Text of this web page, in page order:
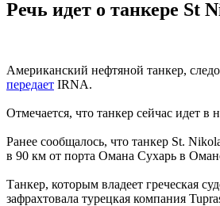
Речь идет о танкере St
Американский нефтяной танкер,
передает IRNA.
Отмечается, что танкер сейчас идет
Ранее сообщалось, что танкер St.
в 90 км от порта Омана Сухарь в
Танкер, которым владеет греческая
зафрахтовала турецкая компания